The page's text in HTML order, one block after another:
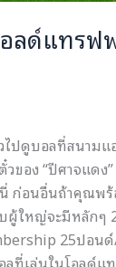
ลด์แทรฟ
ปดูบอลที่สนาม
ของ “ปีศาจแด
อนอื่นถ้าคุณพร้
ผู้ใหญ่จะมีหลัก
25ปอ